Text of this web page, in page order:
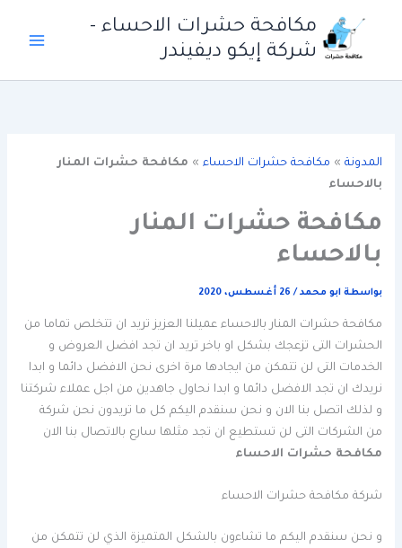
المحتوى
مكافحة حشرات الاحساء -
شركة إيكو ديفيندر
المدونة » مكافحة حشرات الاحساء » مكافحة حشرات المنار
بالاحساء
مكافحة حشرات المنار
بالاحساء
بواسطة ابو محمد/ 26 أغسطس، 2020
مكافحة حشرات المنار بالاحساء عميلنا العزيز تريد ان تتخلص تماما من
الحشرات التى تزعجك بشكل او باخر تريد ان تجد افضل العروض و
الخدمات التى لن تتمكن من ايجادها مرة اخرى نحن الافضل دائما و ابدا
نريدك ان تجد الافضل دائما و ابدا نحاول جاهدين من اجل عملاء شركتنا
و لذلك اتصل بنا الان و نحن سنقدم اليكم كل ما تريدون نحن شركة
من الشركات التى لن تستطيع ان تجد مثلها سارع بالاتصال بنا الان
مكافحة حشرات الاحساء
شركة مكافحة حشرات الاحساء
و نحن سنقدم اليكم ما تشاءون بالشكل المتميزة الذي لن تتمكن من